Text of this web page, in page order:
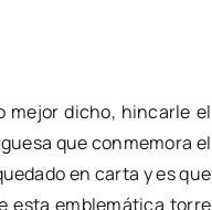
mejor dicho, hincarle el
que conmemora el
en carta y es que
esta emblemática torre